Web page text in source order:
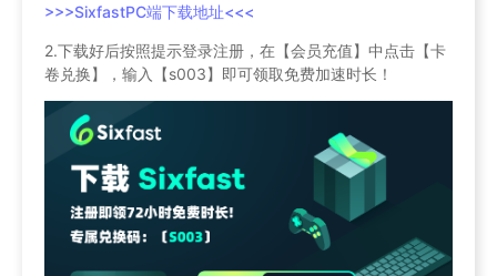
>>>SixfastPC端下载地址<<<
2.下载好后按照提示登录注册，在【会员充值】中点击【卡
卷兑换】，输入【s003】即可领取免费加速时长！